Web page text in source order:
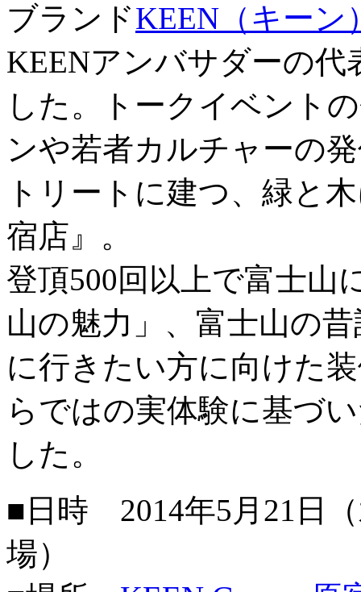
ブランドKEEN（キーン
KEENアンバサダーの
した。トークイベント
ンや若者カルチャーの
トリートに建つ、緑と
宿店』。
登頂500回以上で富士山
山の魅力」、富士山の
に行きたい方に向けた
らではの実体験に基づ
した。
■日時 2014年5月21日（
場）